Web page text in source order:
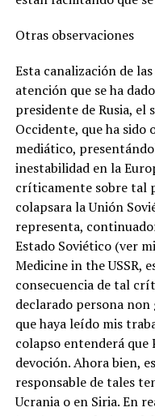
Otras observaciones
Esta canalización de
atención que se ha
presidente de Rusia, el
Occidente, que ha sido
mediático,
inestabilidad en la
críticamente sobre tal
colapsara la Unión
representa,
Estado Soviético (ver
Medicine in the USSR,
consecuencia de tal
declarado persona
que haya leído mis
colapso entenderá que
devoción. Ahora bien,
responsable de tales
Ucrania o en Siria. En